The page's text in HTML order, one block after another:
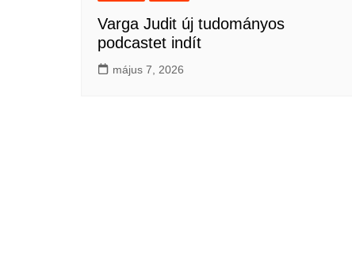
Varga Judit új tudományos
podcastet indít
május 7, 2026